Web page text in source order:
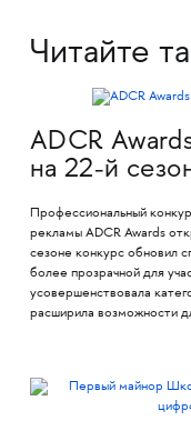
Читайте
ADCR
на 22-й
Профессиональный
рекламы ADCR Awards
сезоне конкурс обновил
более прозрачной для
усовершенствовала
расширила возможности